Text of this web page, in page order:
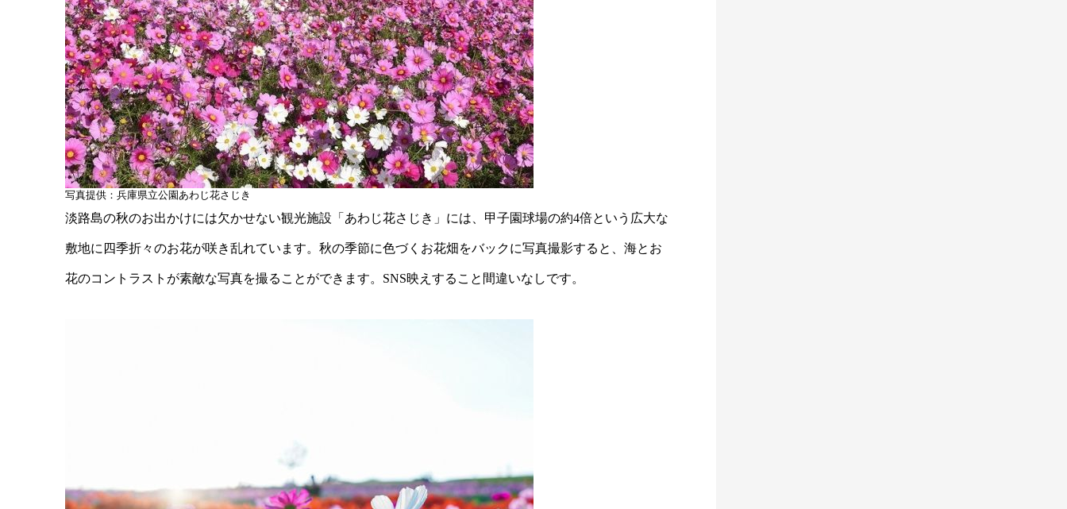
写真提供：兵庫県立公園あわじ花さじき
淡路島の秋のお出かけには欠かせない観光施設「あわじ花さじき」には、甲子園球場の約4倍という広大な
敷地に四季折々のお花が咲き乱れています。秋の季節に色づくお花畑をバックに写真撮影すると、海とお
花のコントラストが素敵な写真を撮ることができます。SNS映えすること間違いなしです。